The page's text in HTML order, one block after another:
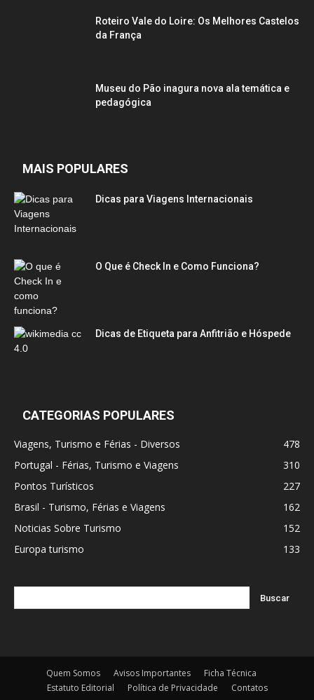
Roteiro Vale do Loire: Os Melhores Castelos
da França
Museu do Pão inagura nova ala temática e
pedagógica
MAIS POPULARES
Dicas para Viagens Internacionais
O Que é Check In e Como Funciona?
Dicas de Etiqueta para Anfitrião e Hóspede
CATEGORIAS POPULARES
Viagens, Turismo e Férias - Diversos
478
Portugal - Férias, Turismo e Viagens
310
Pontos Turísticos
227
Brasil - Turismo, Férias e Viagens
162
Noticias Sobre Turismo
152
Europa turismo
133
Quem Somos Avisos Importantes
Ficha Técnica
Estatuto Editorial
Política de Privacidade Contatos